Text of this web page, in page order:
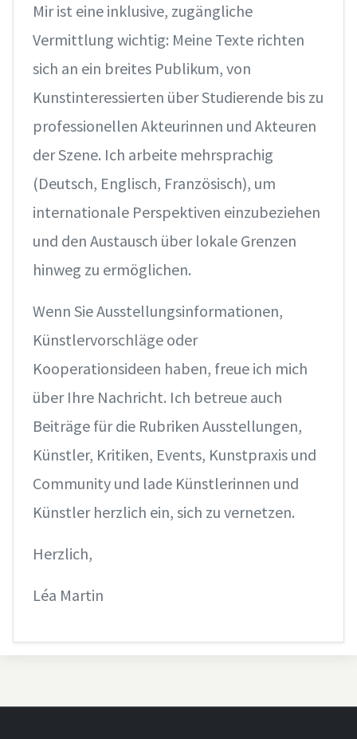
Mir ist eine inklusive, zugängliche
Vermittlung wichtig: Meine Texte richten
sich an ein breites Publikum, von
Kunstinteressierten über Studierende bis zu
professionellen Akteurinnen und Akteuren
der Szene. Ich arbeite mehrsprachig
(Deutsch, Englisch, Französisch), um
internationale Perspektiven einzubeziehen
und den Austausch über lokale Grenzen
hinweg zu ermöglichen.
Wenn Sie Ausstellungsinformationen,
Künstlervorschläge oder
Kooperationsideen haben, freue ich mich
über Ihre Nachricht. Ich betreue auch
Beiträge für die Rubriken Ausstellungen,
Künstler, Kritiken, Events, Kunstpraxis und
Community und lade Künstlerinnen und
Künstler herzlich ein, sich zu vernetzen.
Herzlich,
Léa Martin